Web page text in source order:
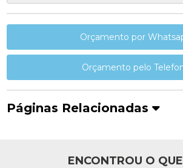
Orçamento por
Orçamento pelo
Páginas Relacionadas
ENCONTROU O